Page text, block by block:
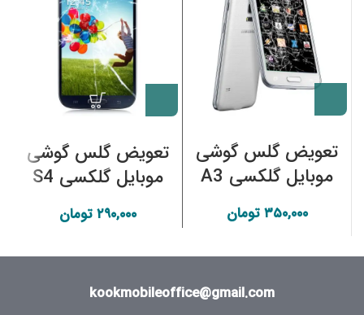
تعویض گلس گوشی
موبایل گلکسی A3
سامسونگ
۳۵۰,۰۰۰ تومان
تعویض گلس گوشی
موبایل گلکسی S4
سامسونگ
۲۹۰,۰۰۰ تومان
kookmobileoffice@gmail.com